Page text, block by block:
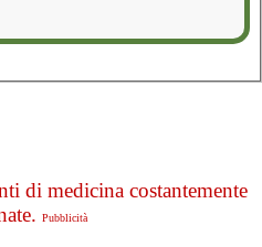
di medicina costantemente
Pubblicità